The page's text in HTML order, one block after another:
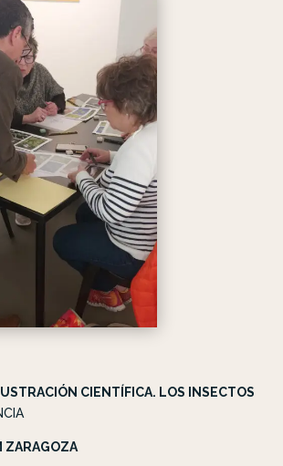
CIENTÍFICA. LOS INSECTOS
ZARAGOZA